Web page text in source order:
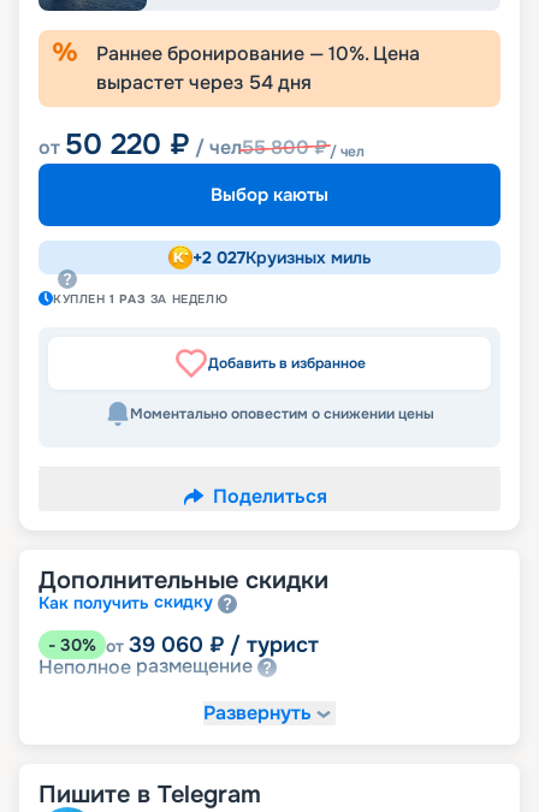
Раннее бронирование —10%. Цена
вырастет через 54дня
от 50 220 ₽ / чел55 800₽/ чел
Выбор каюты
+2 027Круизных миль
КУПЛЕН1 РАЗ ЗА НЕДЕЛЮ
Добавить в избранное
Моментально оповестим о снижении цены
Поделиться
Дополнительные скидки
Как получить скидку
- 30% от 39 060 ₽ / турист
Неполное размещение
Развернуть
Пишите в Telegram